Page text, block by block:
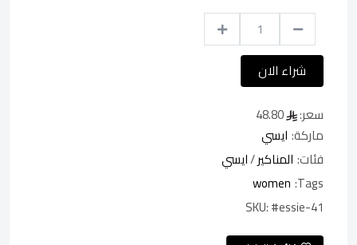
شراء الان
سعر:
ماركة: ايسي
فئات: المناكير/ايسي
Tags:
women
SKU:#essie-41